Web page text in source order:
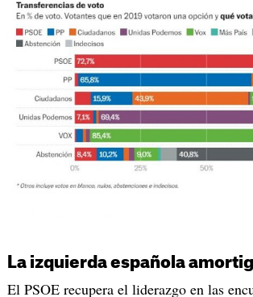
La izquierda española
El PSOE recupera el liderazgo en las